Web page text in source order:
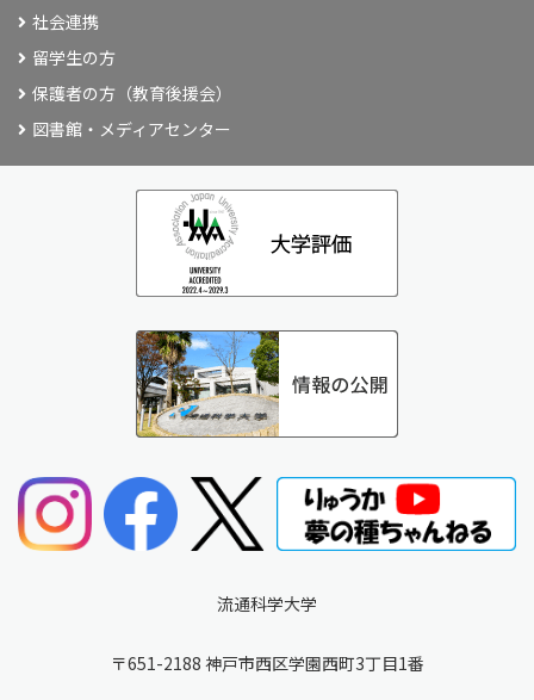
社会連携
留学生の方
保護者の方（教育後援会）
図書館・メディアセンター
流通科学大学
〒651-2188 神戸市西区学園西町3丁目1番